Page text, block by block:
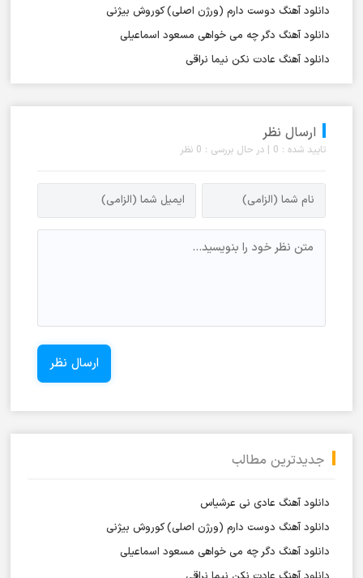
دانلود آهنگ دوست دارم (ورژن اصلی) کوروش بیژنی
دانلود آهنگ دگر چه می خواهی مسعود اسماعیلی
دانلود آهنگ عادت نکن نیما نراقی
ارسال نظر
تایید شده : 0 | در حال بررسی : 0 نظر
جدیدترین مطالب
دانلود آهنگ عادی نی عرشیاس
دانلود آهنگ دوست دارم (ورژن اصلی) کوروش بیژنی
دانلود آهنگ دگر چه می خواهی مسعود اسماعیلی